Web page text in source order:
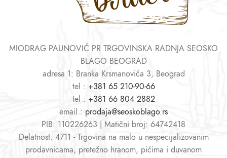
MIODRAG PAUNOVIĆ PR TRGOVINSKA RADNJA SEOSKO
BLAGO BEOGRAD
adresa 1: Branka Krsmanovića 3, Beograd
tel : +381 65 210-90-66
tel : +381 66 804 2882
email : prodaja@seoskoblago.rs
PIB: 110226263 | Matični broj: 64742418
Delatnost: 4711 - Trgovina na malo u nespecijalizovanim
prodavnicama, pretežno hranom, pićima i duvanom